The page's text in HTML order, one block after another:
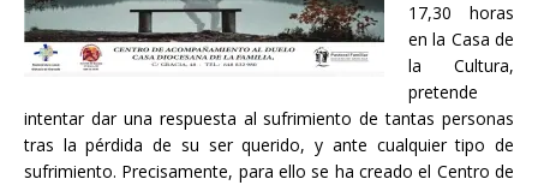
17,30 horas
en la Casa de
la Cultura,
pretende
intentar dar una respuesta al sufrimiento de tantas personas
tras la pérdida de su ser querido, y ante cualquier tipo de
sufrimiento. Precisamente, para ello se ha creado el Centro de